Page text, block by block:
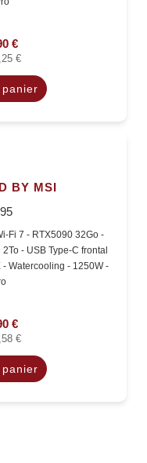
€
€
BY MSI
Fi 7 - RTX5090 32Go -
- USB Type-C frontal
Watercooling - 1250W -
€
€